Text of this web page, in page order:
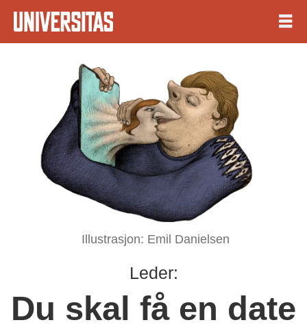
Illustrasjon: Emil Danielsen
Leder:
Du skal få en date